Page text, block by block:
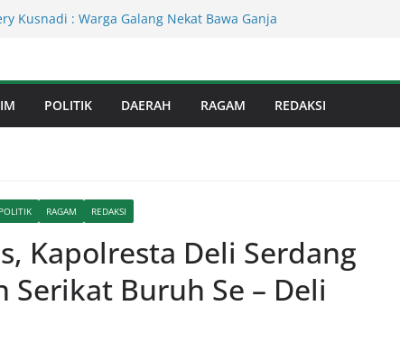
– Kejati Sumut Teken MoU Wujudkan
Dinas Perkimcikataru Paling Buruk, Plh
Dievaluasi
Infrastruktur Kota Medan, Dinas
POLITIK DAERAH RAGAM REDAKSI
POLITIK RAGAM REDAKSI
Kapolresta Deli Serdang
Buruh Se – Deli